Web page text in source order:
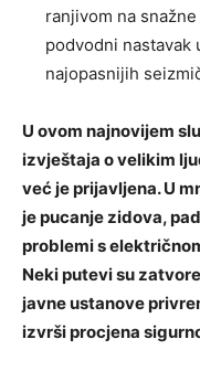
ranjivom na
podvodni nastavak
najopasnijih
U ovom najnovijem
izvještaja o velikim
već je prijavljena. U
je pucanje zidova,
problemi s
Neki putevi su
javne ustanove
izvrši procjena